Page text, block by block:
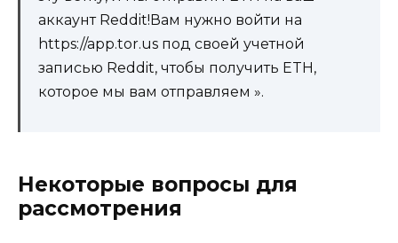
аккаунт Reddit!Вам нужно войти на
https://app.tor.us под своей учетной
записью Reddit, чтобы получить ETH,
которое мы вам отправляем ».
Некоторые вопросы для
рассмотрения